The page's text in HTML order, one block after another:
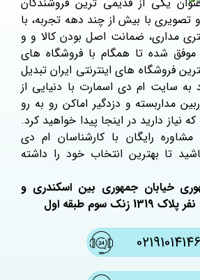
با بیش از چند دهه تجربه، با
مداری، ضمانت اصل بودن کالا و و
24 ساعته موفق شده تا همگام با فروشگاه های
فروشگاه های اینترنتی ایران تبدیل
سایت ام دی اسمارت با دنیایی از
مداربسته و دزدگیر اماکن رو به رو
دارید در اینجا پیدا خواهید کرد.
رایگان با کارشناسان ام دی
تا بهترین انتخاب خود را داشته
خیابان جمهوری بین اسکندری و
سوم طبقه اول
02191014146